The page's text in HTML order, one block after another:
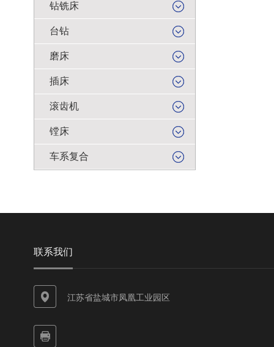
钻铣床
台钻
磨床
插床
滚齿机
镗床
车系复合
联系我们
江苏省盐城市凤凰工业园区